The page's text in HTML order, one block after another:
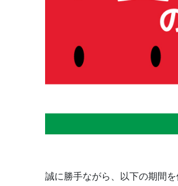
誠に勝手ながら、以下の期間を